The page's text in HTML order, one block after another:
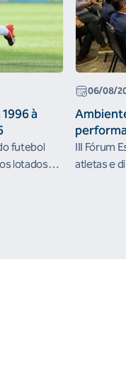
à
futebol
lotados
06/08/
III Fórum
atletas e